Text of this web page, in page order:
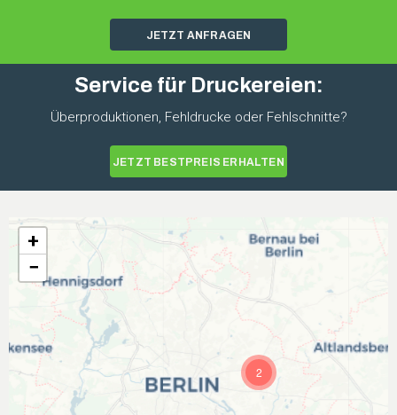
JETZT ANFRAGEN
Service für Druckereien:
Überproduktionen, Fehldrucke oder Fehlschnitte?
JETZT BESTPREIS ERHALTEN
2
+
−